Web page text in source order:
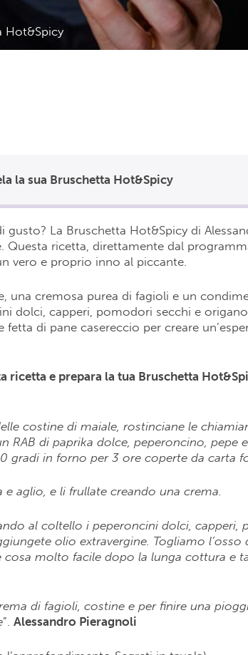
Hot&Spicy
la sua Bruschetta Hot&Spicy
gusto? La Bruschetta Hot&Spicy di
Questa ricetta, direttamente dal
vero e proprio inno al piccante.
una cremosa purea di fagioli e un
dolci, capperi, pomodori secchi e
di pane casereccio per creare
ricetta e prepara la tua Bruschetta
costine di maiale, rostinciane le
RAB di paprika dolce, peperoncino, pepe
gradi in forno per 3 ore coperte da carta
e aglio, e li frullate creando una crema.
al coltello i peperoncini dolci, capperi,
olio extravergine. Togliamo l’osso
cosa molto facile dopo la lunga cottura e
di fagioli, costine e per finire una
”. Alessandro Pieragnoli